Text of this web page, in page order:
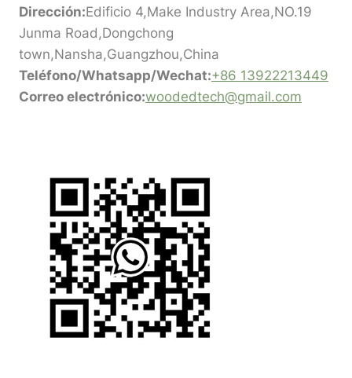
Dirección:Edificio 4,Make Industry Area,NO.19
Junma Road,Dongchong
town,Nansha,Guangzhou,China
Teléfono/Whatsapp/Wechat:+86 13922213449
Correo electrónico:woodedtech@gmail.com